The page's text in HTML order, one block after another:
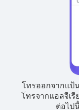
โทรออกจากแป้
โทรจากแอลจีเรี
ต่อไป